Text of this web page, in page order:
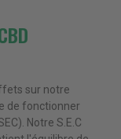
sur notre
de fonctionner
Notre S.E.C